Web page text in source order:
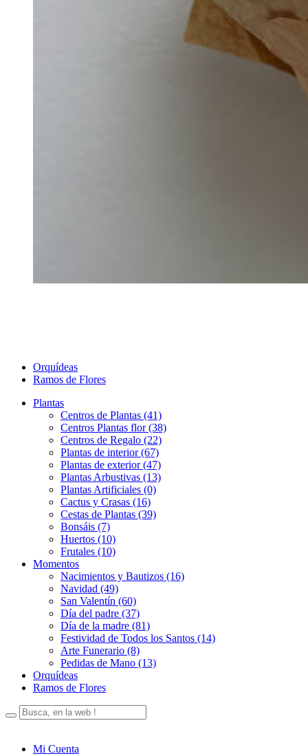
Orquídeas
Ramos de Flores
Plantas
Centros de Plantas (41)
Centros Plantas flor (38)
Centros de Regalo (22)
Plantas de interior (67)
Plantas de exterior (47)
Plantas Arbustivas (13)
Plantas Artificiales (0)
Cactus y Crasas (16)
Cestas de Plantas (39)
Bonsáis (7)
Huertos (10)
Frutales (10)
Momentos
Nacimientos y Bautizos (16)
Navidad (49)
San Valentín (60)
Día del padre (37)
Día de la madre (81)
Festividad de Todos los Santos (14)
Arte Funerario (8)
Pedidas de Mano (13)
Orquídeas
Ramos de Flores
Mi Cuenta